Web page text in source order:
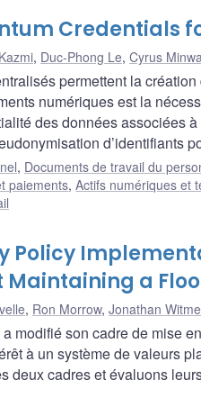
Credentials
, Duc-Phong Le, Cyrus
permettent la
numériques est la
des données associées
d’identifiants
, Documents de travail du
paiements,Actifs numériques et
Policy
a
, Ron Morrow, Jonathan
modifié son cadre de mise
à un système de valeurs
deux cadres et évaluons